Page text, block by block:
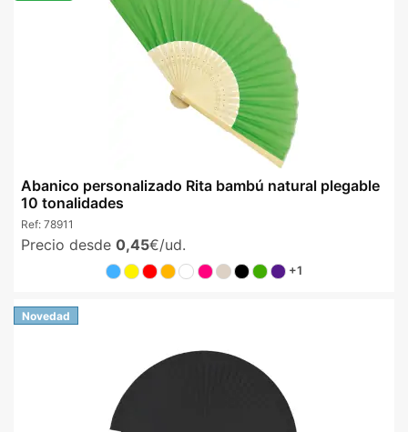
Abanico personalizado Rita bambú natural plegable
10 tonalidades
Ref: 78911
Precio desde 0,45€/ud.
+1
Novedad